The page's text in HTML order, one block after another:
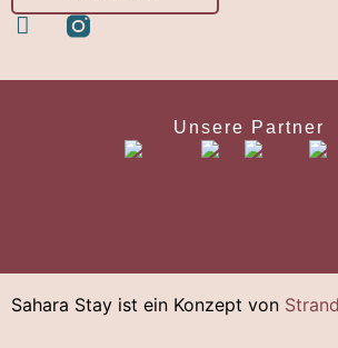
Unsere Partner
Sahara Stay ist ein Konzept von